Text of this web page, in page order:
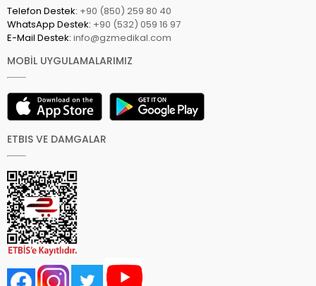
Telefon Destek: +90 (850) 259 80 40
WhatsApp Destek: +90 (532) 059 16 97
E-Mail Destek: info@gzmedikal.com
MOBİL UYGULAMALARIMIZ
ETBIS VE DAMGALAR